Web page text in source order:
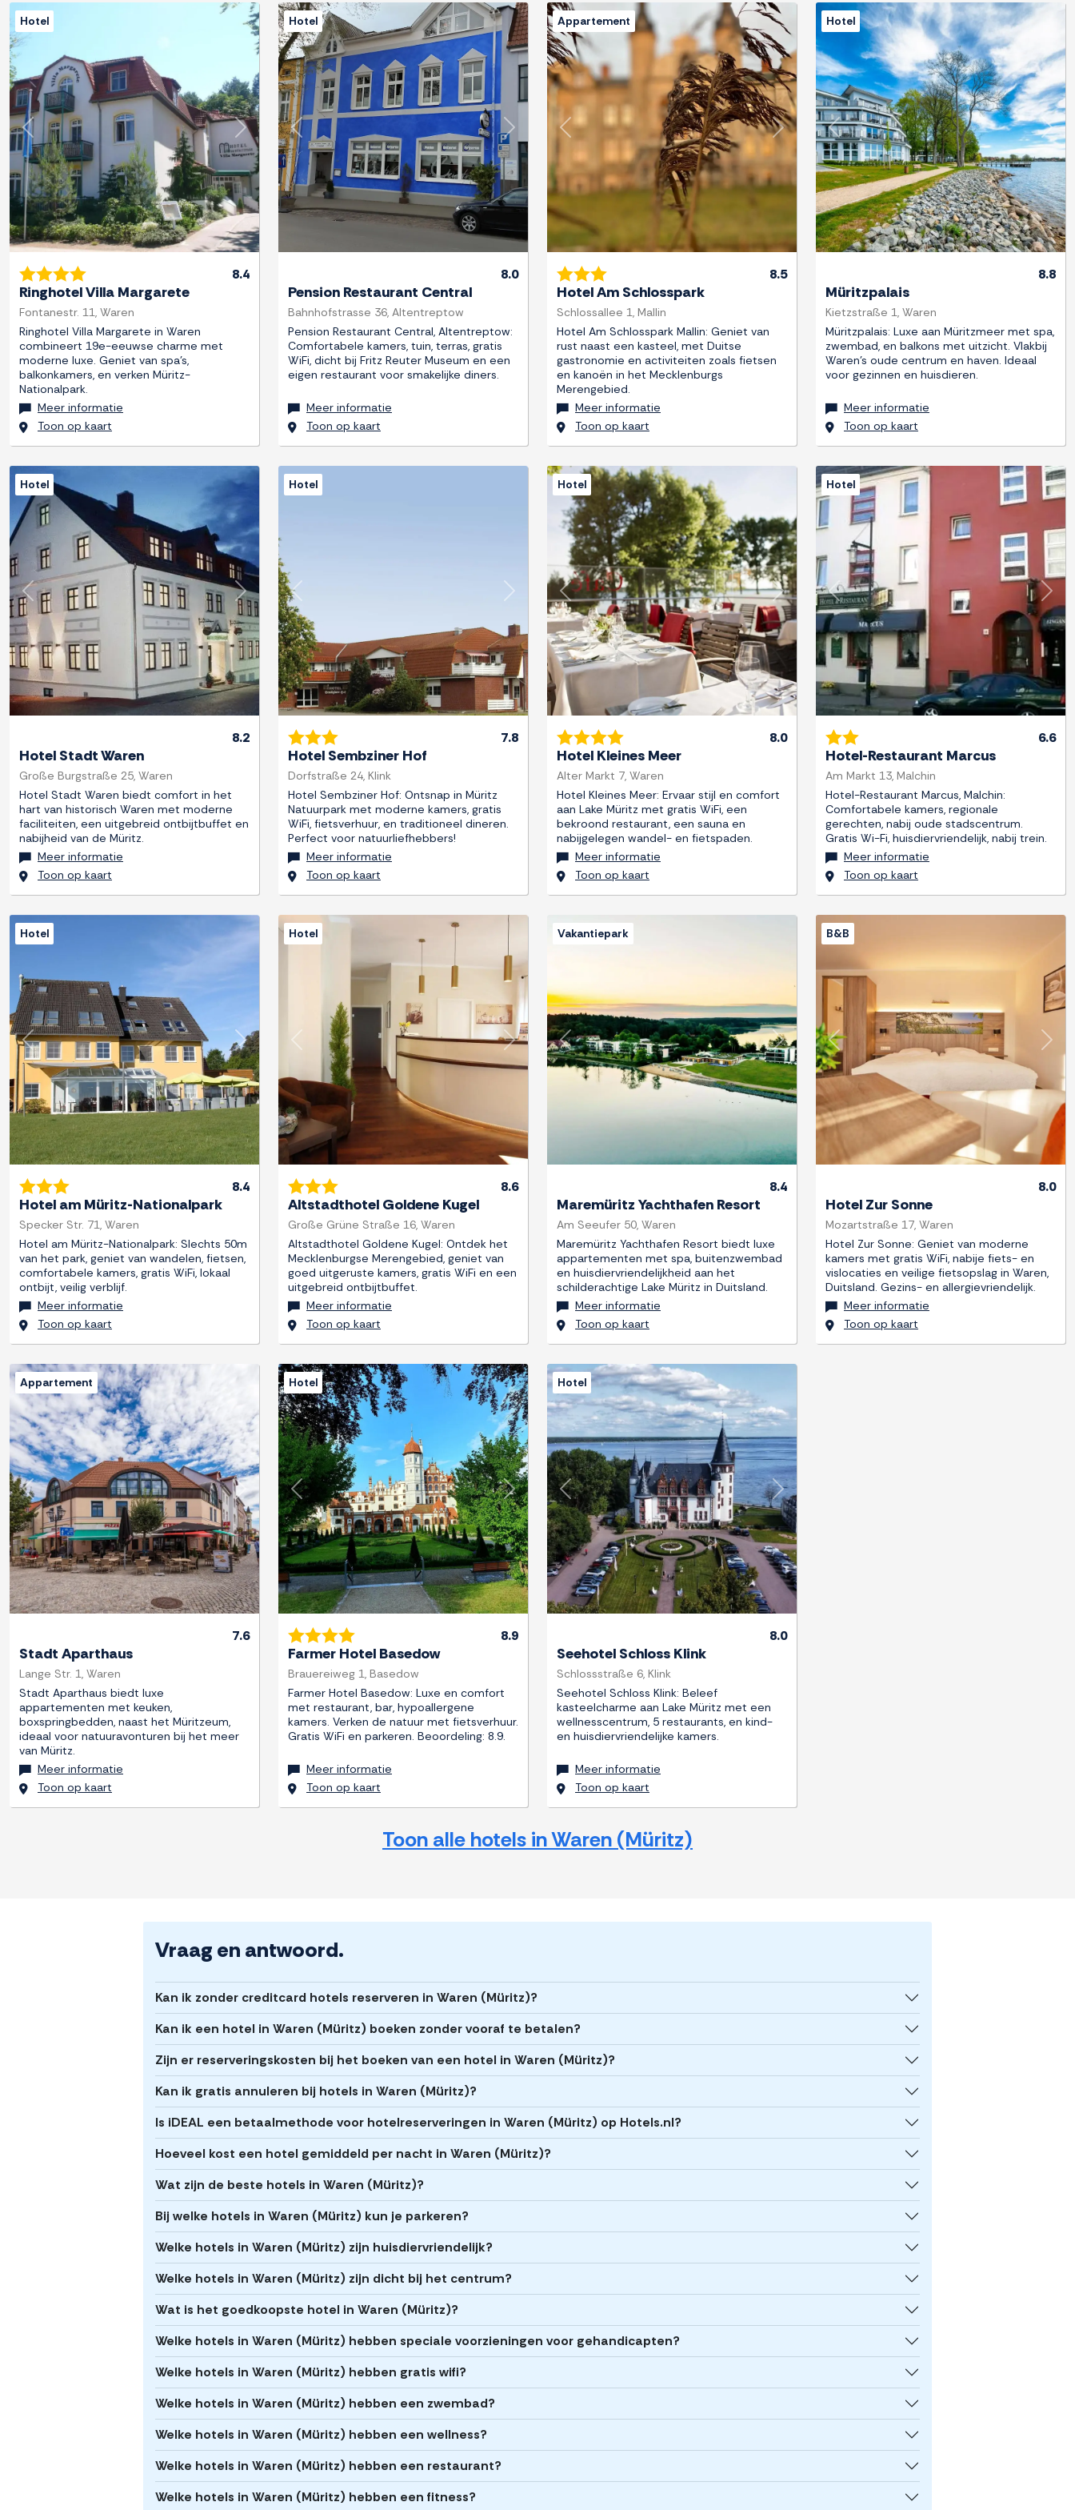
Previous Next
Hotel
8.4
Ringhotel Villa Margarete
Fontanestr. 11, Waren
Ringhotel Villa Margarete in Waren
combineert 19e-eeuwse charme met
moderne luxe. Geniet van spa's,
balkonkamers, en verken Müritz-
Nationalpark.
Meer informatie
Toon op kaart
Previous Next
Hotel
8.0
Pension Restaurant Central
Bahnhofstrasse 36, Altentreptow
Pension Restaurant Central, Altentreptow:
Comfortabele kamers, tuin, terras, gratis
WiFi, dicht bij Fritz Reuter Museum en een
eigen restaurant voor smakelijke diners.
Meer informatie
Toon op kaart
Previous Next
Appartement
8.5
Hotel Am Schlosspark
Schlossallee 1, Mallin
Hotel Am Schlosspark Mallin: Geniet van
rust naast een kasteel, met Duitse
gastronomie en activiteiten zoals fietsen
en kanoën in het Mecklenburgs
Merengebied.
Meer informatie
Toon op kaart
Previous Next
Hotel
8.8
Müritzpalais
Kietzstraße 1, Waren
Müritzpalais: Luxe aan Müritzmeer met spa,
zwembad, en balkons met uitzicht. Vlakbij
Waren's oude centrum en haven. Ideaal
voor gezinnen en huisdieren.
Meer informatie
Toon op kaart
Previous Next
Hotel
8.2
Hotel Stadt Waren
Große Burgstraße 25, Waren
Hotel Stadt Waren biedt comfort in het
hart van historisch Waren met moderne
faciliteiten, een uitgebreid ontbijtbuffet en
nabijheid van de Müritz.
Meer informatie
Toon op kaart
Previous Next
Hotel
7.8
Hotel Sembziner Hof
Dorfstraße 24, Klink
Hotel Sembziner Hof: Ontsnap in Müritz
Natuurpark met moderne kamers, gratis
WiFi, fietsverhuur, en traditioneel dineren.
Perfect voor natuurliefhebbers!
Meer informatie
Toon op kaart
Previous Next
Hotel
8.0
Hotel Kleines Meer
Alter Markt 7, Waren
Hotel Kleines Meer: Ervaar stijl en comfort
aan Lake Müritz met gratis WiFi, een
bekroond restaurant, een sauna en
nabijgelegen wandel- en fietspaden.
Meer informatie
Toon op kaart
Previous Next
Hotel
6.6
Hotel-Restaurant Marcus
Am Markt 13, Malchin
Hotel-Restaurant Marcus, Malchin:
Comfortabele kamers, regionale
gerechten, nabij oude stadscentrum.
Gratis Wi-Fi, huisdiervriendelijk, nabij trein.
Meer informatie
Toon op kaart
Previous Next
Hotel
8.4
Hotel am Müritz-Nationalpark
Specker Str. 71, Waren
Hotel am Müritz-Nationalpark: Slechts 50m
van het park, geniet van wandelen, fietsen,
comfortabele kamers, gratis WiFi, lokaal
ontbijt, veilig verblijf.
Meer informatie
Toon op kaart
Previous Next
Hotel
8.6
Altstadthotel Goldene Kugel
Große Grüne Straße 16, Waren
Altstadthotel Goldene Kugel: Ontdek het
Mecklenburgse Merengebied, geniet van
goed uitgeruste kamers, gratis WiFi en een
uitgebreid ontbijtbuffet.
Meer informatie
Toon op kaart
Previous Next
Vakantiepark
8.4
Maremüritz Yachthafen Resort
Am Seeufer 50, Waren
Maremüritz Yachthafen Resort biedt luxe
appartementen met spa, buitenzwembad
en huisdiervriendelijkheid aan het
schilderachtige Lake Müritz in Duitsland.
Meer informatie
Toon op kaart
Previous Next
B&B
8.0
Hotel Zur Sonne
Mozartstraße 17, Waren
Hotel Zur Sonne: Geniet van moderne
kamers met gratis WiFi, nabije fiets- en
vislocaties en veilige fietsopslag in Waren,
Duitsland. Gezins- en allergievriendelijk.
Meer informatie
Toon op kaart
Previous Next
Appartement
7.6
Stadt Aparthaus
Lange Str. 1, Waren
Stadt Aparthaus biedt luxe
appartementen met keuken,
boxspringbedden, naast het Müritzeum,
ideaal voor natuuravonturen bij het meer
van Müritz.
Meer informatie
Toon op kaart
Previous Next
Hotel
8.9
Farmer Hotel Basedow
Brauereiweg 1, Basedow
Farmer Hotel Basedow: Luxe en comfort
met restaurant, bar, hypoallergene
kamers. Verken de natuur met fietsverhuur.
Gratis WiFi en parkeren. Beoordeling: 8.9.
Meer informatie
Toon op kaart
Previous Next
Hotel
8.0
Seehotel Schloss Klink
Schlossstraße 6, Klink
Seehotel Schloss Klink: Beleef
kasteelcharme aan Lake Müritz met een
wellnesscentrum, 5 restaurants, en kind-
en huisdiervriendelijke kamers.
Meer informatie
Toon op kaart
Toon alle hotels in Waren (Müritz)
Vraag en antwoord.
Kan ik zonder creditcard hotels reserveren in Waren (Müritz)?
Kan ik een hotel in Waren (Müritz) boeken zonder vooraf te betalen?
Zijn er reserveringskosten bij het boeken van een hotel in Waren (Müritz)?
Kan ik gratis annuleren bij hotels in Waren (Müritz)?
Is iDEAL een betaalmethode voor hotelreserveringen in Waren (Müritz) op Hotels.nl?
Hoeveel kost een hotel gemiddeld per nacht in Waren (Müritz)?
Wat zijn de beste hotels in Waren (Müritz)?
Bij welke hotels in Waren (Müritz) kun je parkeren?
Welke hotels in Waren (Müritz) zijn huisdiervriendelijk?
Welke hotels in Waren (Müritz) zijn dicht bij het centrum?
Wat is het goedkoopste hotel in Waren (Müritz)?
Welke hotels in Waren (Müritz) hebben speciale voorzieningen voor gehandicapten?
Welke hotels in Waren (Müritz) hebben gratis wifi?
Welke hotels in Waren (Müritz) hebben een zwembad?
Welke hotels in Waren (Müritz) hebben een wellness?
Welke hotels in Waren (Müritz) hebben een restaurant?
Welke hotels in Waren (Müritz) hebben een fitness?